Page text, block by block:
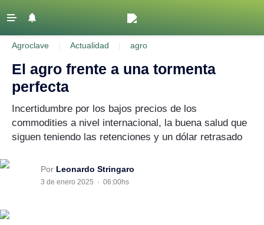
Agricultura
Lechería
Tecnología
Agenda
‹ VOLVER
Agroclave Actualidad agro
El agro frente a una tormenta
perfecta
Incertidumbre por los bajos precios de los
commodities a nivel internacional, la buena salud que
siguen teniendo las retenciones y un dólar retrasado
Por Leonardo Stringaro
3 de enero 2025 · 06:00hs